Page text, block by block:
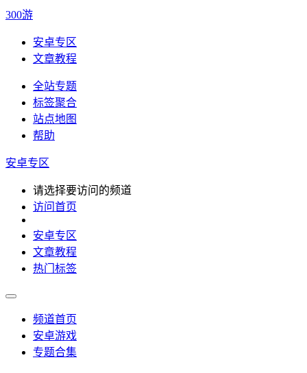
300游
安卓专区
文章教程
全站专题
标签聚合
站点地图
帮助
安卓专区
请选择要访问的频道
访问首页
安卓专区
文章教程
热门标签
频道首页
安卓游戏
专题合集